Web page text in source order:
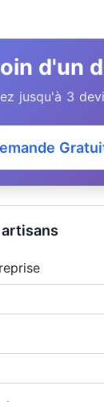
d'un
jusqu'à 3